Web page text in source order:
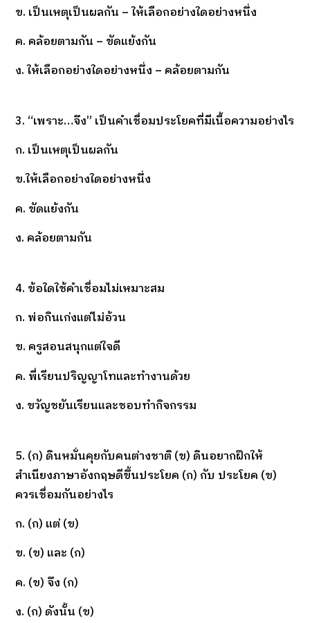
ข. เป็นเหตุเป็นผลกัน – ให้เลือกอย่างใดอย่างหนึ่ง
ค. คล้อยตามกัน – ขัดแย้งกัน
ง. ให้เลือกอย่างใดอย่างหนึ่ง – คล้อยตามกัน
3. “เพราะ…จึง” เป็นคำเชื่อมประโยคที่มีเนื้อความอย่างไร
ก. เป็นเหตุเป็นผลกัน
ข.ให้เลือกอย่างใดอย่างหนึ่ง
ค. ขัดแย้งกัน
ง. คล้อยตามกัน
4. ข้อใดใช้คำเชื่อมไม่เหมาะสม
ก. พ่อกินเก่งแต่ไม่อ้วน
ข. ครูสอนสนุกแต่ใจดี
ค. พี่เรียนปริญญาโทและทำงานด้วย
ง. ขวัญชยันเรียนและชอบทำกิจกรรม
5. (ก) ดินหมั่นคุยกับคนต่างชาติ (ข) ดินอยากฝึกให้
สำเนียงภาษาอังกฤษดีขึ้นประโยค (ก) กับ ประโยค (ข)
ควรเชื่อมกันอย่างไร
ก. (ก) แต่ (ข)
ข. (ข) และ (ก)
ค. (ข) จึง (ก)
ง. (ก) ดังนั้น (ข)